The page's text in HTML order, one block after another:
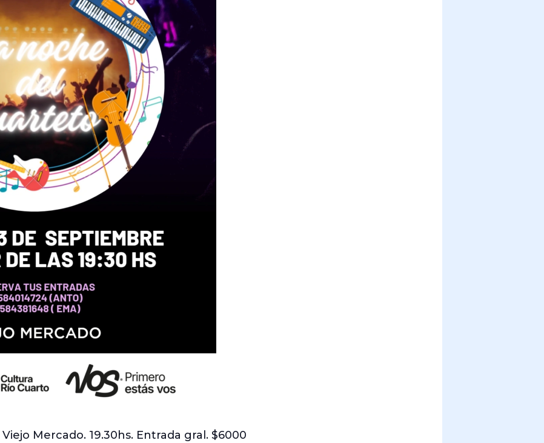
Viejo Mercado. 19.30hs. Entrada gral. $6000